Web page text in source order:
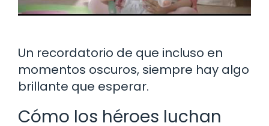
Un recordatorio de que incluso en
momentos oscuros, siempre hay algo
brillante que esperar.
Cómo los héroes luchan